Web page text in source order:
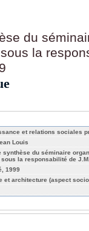
du
la
et relations sociales
Louis
synthèse du séminaire
la responsabilité de
1999
et architecture (aspect